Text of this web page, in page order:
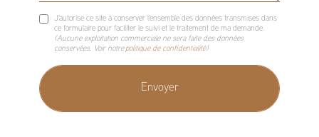
J'autorise ce site à conserver l'ensemble des données transmises dans
ce formulaire pour faciliter le suivi et le traitement de ma demande.
(Aucune exploitation commerciale ne sera faite des données
conservées. Voir notre politique de confidentialité)